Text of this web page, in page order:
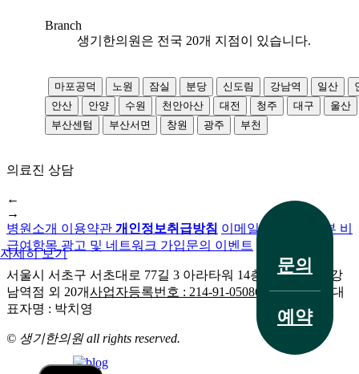
Branch
생기한의원은 전국 20개 지점이 있습니다.
자세히 보기
마포공덕 노원 잠실 분당 신도림 강남역 일산
안산
안양 수원 천안아산 대전 청주 대구
울산
부산센텀
부산서면 창원 광주 부천
의료진 상담
←
→
병원소개 이용약관 개인정보취급방침 이메일무단수집거부 비
급여항목 광고 및 네트워크 가입문의 이벤트
서울시 서초구 서초대로 77길 3 아라타워 14층
생기한의원 강
남역점 외 20개사업자등록번호 : 214-91-05086외 20개 지점
대
표자명 : 박치영
© 생기한의원 all rights reserved.
문의
예약
치료 사례